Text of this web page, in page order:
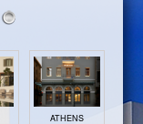
ATHENS